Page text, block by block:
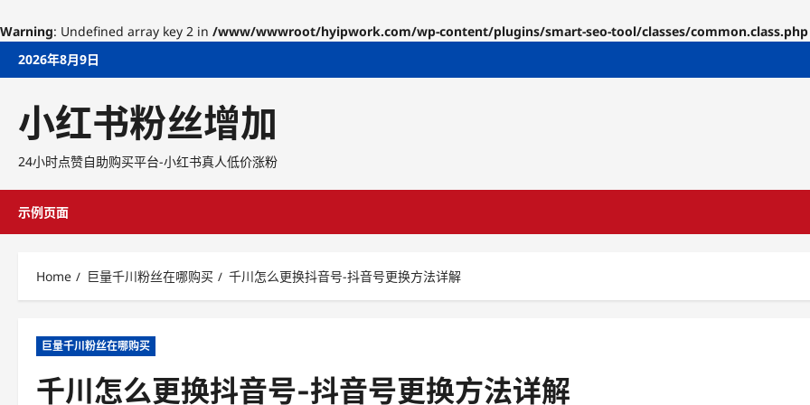
Warning: Undefined array key 2 in /www/wwwroot/hyipwork.com/wp-content/plugins/smart-seo-tool/classes/common.class.php
Skip2026年8月9日
小红书粉丝增加
24小时点赞自助购买平台-小红书真人低价涨粉
示例页面
Home 巨量千川粉丝在哪购买 千川怎么更换抖音号-抖音号更换方法详解
巨量千川粉丝在哪购买
千川怎么更换抖音号-抖音号更换方法详解